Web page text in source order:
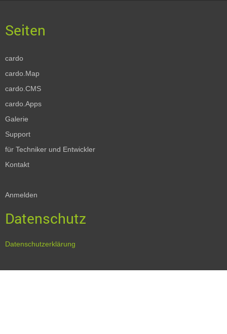
cardo
cardo.Map
cardo.CMS
cardo.Apps
Galerie
Support
für Techniker und Entwickler
Kontakt
Anmelden
Datenschutz
Datenschutzerklärung